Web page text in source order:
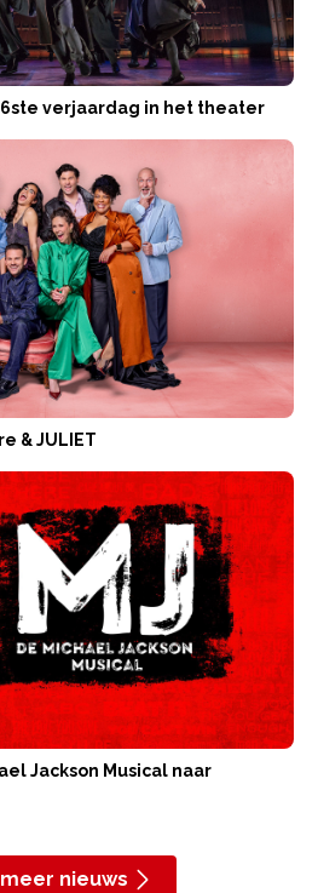
verjaardag in het theater
& JULIET
Jackson Musical naar
nieuws